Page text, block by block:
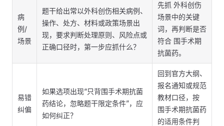
病
例/
场景
题干给出常以外科创伤相关病例、
操作、处方、材料或政策场景出
现，要求判断处理原则、风险点或
正确口径时，第一步应抓什么？
先抓 外科创伤
场景中的关键
词，再判断是否
符合 围手术期
抗菌药。
易错
纠偏
如果选项出现“只背围手术期抗菌
药结论，忽略题干限定条件”，应
如何纠正？
回到官方大纲、
报名通知或规范
教材口径，按
围手术期抗菌药
的适用条件判